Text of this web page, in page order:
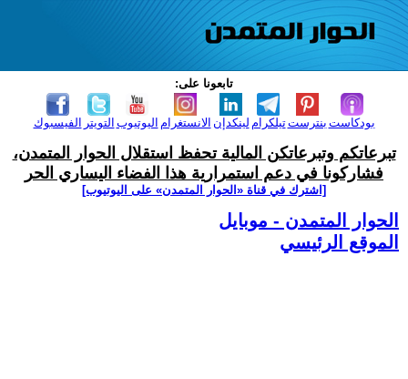
تابعونا على:
الفيسبوك التويتر اليوتيوب الانستغرام لينكدإن تيلكرامبنترست بودكاست
تبرعاتكم وتبرعاتكن المالية تحفظ استقلال الحوار المتمدن،
فشاركونا في دعم استمرارية هذا الفضاء اليساري الحر
[اشترك في قناة ‫«الحوار المتمدن» على اليوتيوب]
الحوار المتمدن - موبايل
الموقع الرئيسي